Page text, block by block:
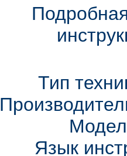
Тип
Язык